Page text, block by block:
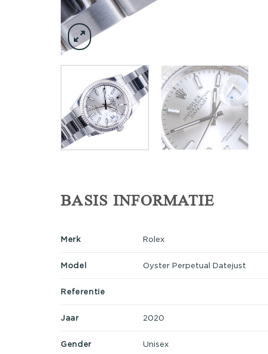
BASIS INFORMATIE
Merk Rolex
Model Oyster Perpetual Datejust
Referentie
Jaar 2020
Gender Unisex